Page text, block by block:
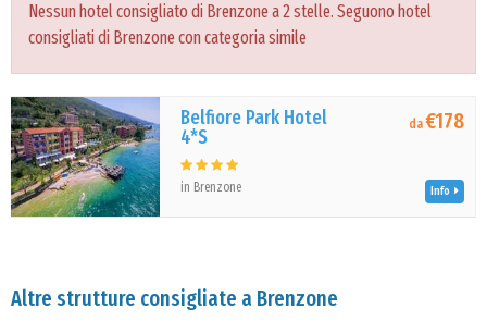
Nessun hotel consigliato di Brenzone a 2 stelle. Seguono hotel
consigliati di Brenzone con categoria simile
Belfiore Park Hotel
4*S
in Brenzone
da€178
Info
Altre strutture consigliate a Brenzone